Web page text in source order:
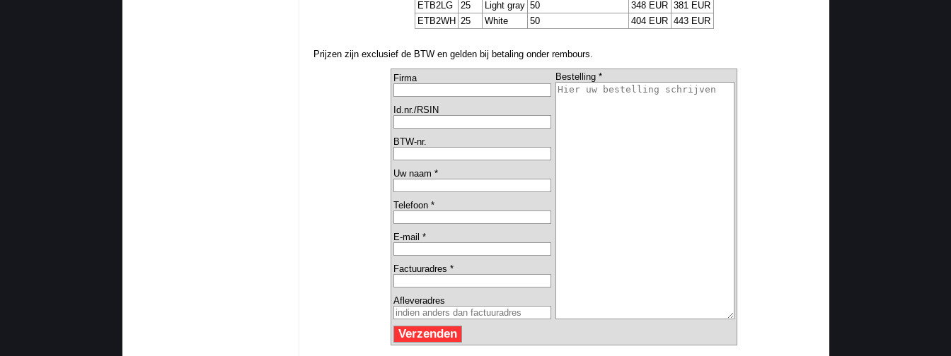
ETB2LG
25 Light gray 50 348 EUR 381 EUR
ETB2WH 25 White 50 404 EUR 443 EUR
Prijzen zijn exclusief de BTW en gelden bij betaling onder rembours.
Firma Bestelling *
Id.nr./RSIN
BTW-nr.
Uw naam *
Telefoon *
E-mail *
Factuuradres *
Afleveradres